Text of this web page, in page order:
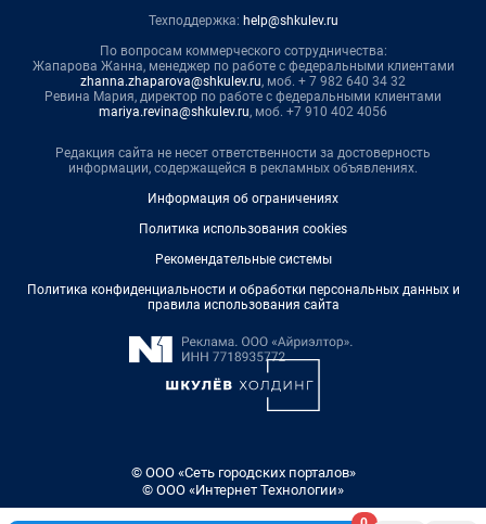
Техподдержка: help@shkulev.ru
По вопросам коммерческого сотрудничества:
Жапарова Жанна, менеджер по работе с федеральными клиентами
zhanna.zhaparova@shkulev.ru, моб. + 7 982 640 34 32
Ревина Мария, директор по работе с федеральными клиентами
mariya.revina@shkulev.ru, моб. +7 910 402 4056
Редакция сайта не несет ответственности за достоверность
информации, содержащейся в рекламных объявлениях.
Информация об ограничениях
Политика использования cookies
Рекомендательные системы
Политика конфиденциальности и обработки персональных данных и
правила использования сайта
© ООО «Сеть городских порталов»
© ООО «Интернет Технологии»